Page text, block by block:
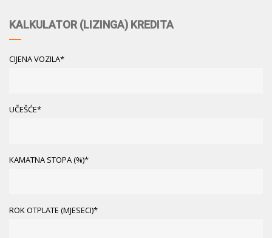
KALKULATOR (LIZINGA) KREDITA
CIJENA VOZILA*
UČEŠĆE*
KAMATNA STOPA (%)*
ROK OTPLATE (MJESECI)*